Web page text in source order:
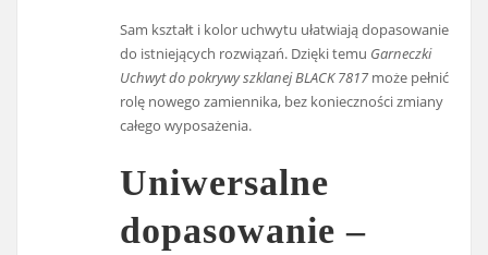
Sam kształt i kolor uchwytu ułatwiają dopasowanie
do istniejących rozwiązań. Dzięki temu Garneczki
Uchwyt do pokrywy szklanej BLACK 7817może pełnić
rolę nowego zamiennika, bez konieczności zmiany
całego wyposażenia.
Uniwersalne
dopasowanie –